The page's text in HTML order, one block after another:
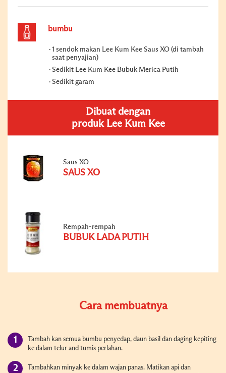
bumbu
1 sendok makan Lee Kum Kee Saus XO (di tambah
saat penyajian)
Sedikit Lee Kum Kee Bubuk Merica Putih
Sedikit garam
Dibuat dengan
produk Lee Kum Kee
Saus XO
SAUS XO
Rempah-rempah
BUBUK LADA PUTIH
Cara membuatnya
Tambah kan semua bumbu penyedap, daun basil dan daging kepiting
ke dalam telur and tumis perlahan.
Tambahkan minyak ke dalam wajan panas. Matikan api dan